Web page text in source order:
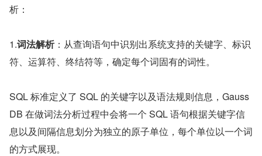
析：
1.词法解析：从查询语句中识别出系统支持的关键字、标识
符、运算符、终结符等，确定每个词固有的词性。
SQL 标准定义了 SQL 的关键字以及语法规则信息，Gauss
DB 在做词法分析过程中会将一个 SQL 语句根据关键字信
息以及间隔信息划分为独立的原子单位，每个单位以一个词
的方式展现。